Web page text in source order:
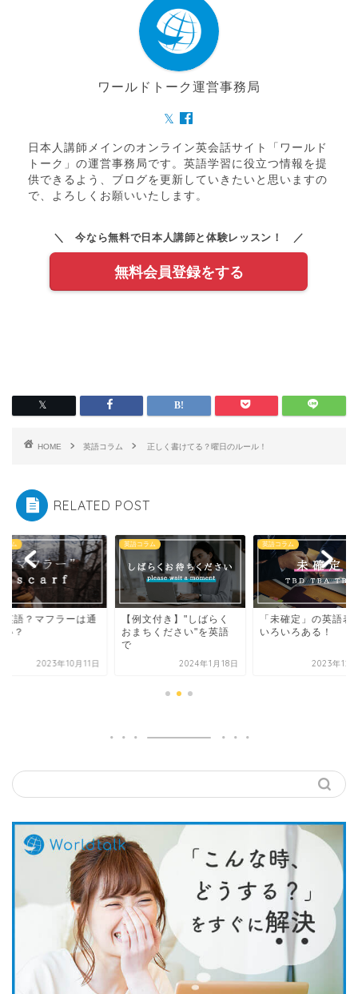
ワールドトーク運営事務局
日本人講師メインのオンライン英会話サイト「ワールド
トーク」の運営事務局です。英語学習に役立つ情報を提
供できるよう、ブログを更新していきたいと思いますの
で、よろしくお願いいたします。
＼ 今なら無料で日本人講師と体験レッスン！ ／
無料会員登録をする
HOME 英語コラム 正しく書けてる？曜日のルール！
RELATED POST
ラム
文付き】"しばらく
ちください"を英語
2024年1月18日
英語コラム
「未確定」の英語表現は
いろいろある！
2023年12月19日
英語コラム
和製英語？マフラー
じない？
2023年10